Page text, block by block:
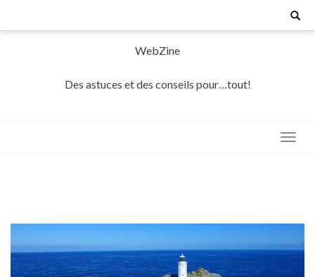
Search
WebZine
Des astuces et des conseils pour…tout!